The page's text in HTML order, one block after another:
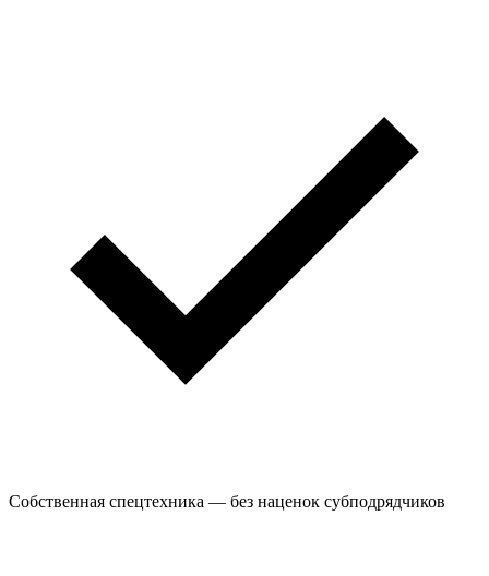
Собственная спецтехника — без наценок субподрядчиков